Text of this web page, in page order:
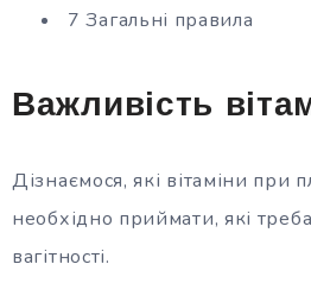
7 Загальні правила
Важливість
Дізнаємося, які вітаміни при
необхідно приймати, які
вагітності.